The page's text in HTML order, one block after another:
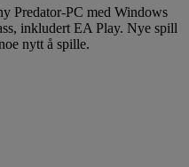
Predator-PC med Windows
inkludert EA Play. Nye spill
nytt å spille.